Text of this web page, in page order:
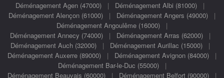
Déménagement Agen (47000) | Déménagement Albi (81000) |
Déménagement Alençon (61000) | Déménagement Angers (49000) |
Déménagement Angoulême (16000) |
Déménagement Annecy (74000)| Déménagement Arras (62000)|
Déménagement Auch (32000)| Déménagement Aurillac (15000)|
Déménagement Auxerre (89000) | Déménagement Avignon (84000) |
Déménagement Bar-le-Duc (55000)|
Déménagement Beauvais (60000) | Déménagement Belfort (90000) |